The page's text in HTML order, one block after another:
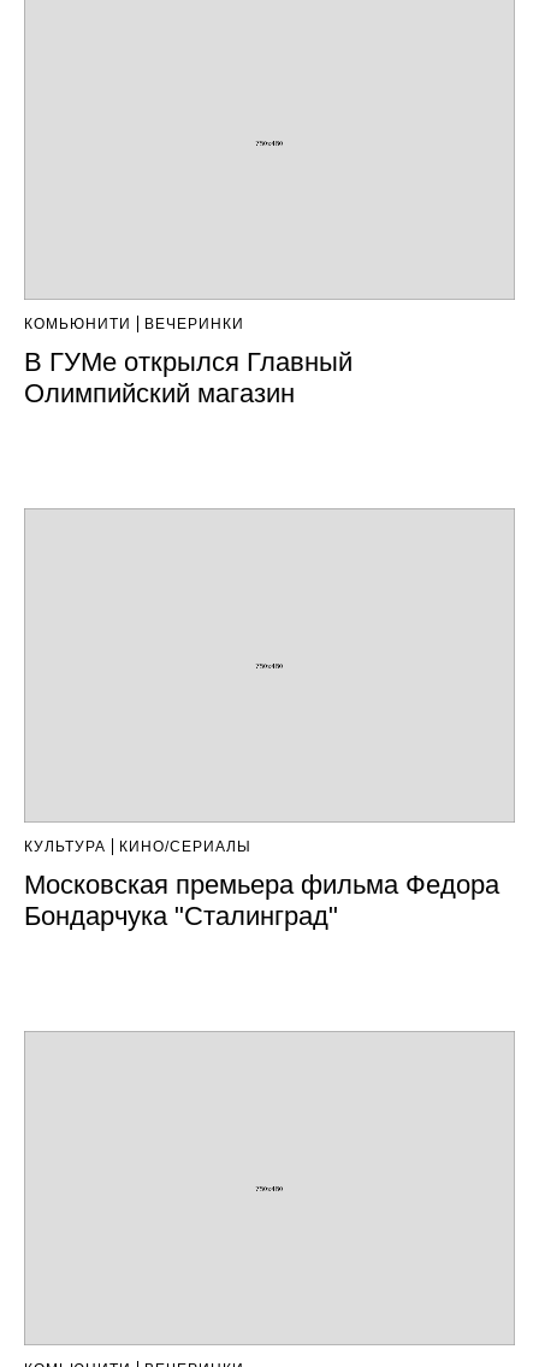
КОМЬЮНИТИ ВЕЧЕРИНКИ
В ГУМе открылся Главный
Олимпийский магазин
КУЛЬТУРА КИНО/СЕРИАЛЫ
Московская премьера фильма Федора
Бондарчука "Сталинград"